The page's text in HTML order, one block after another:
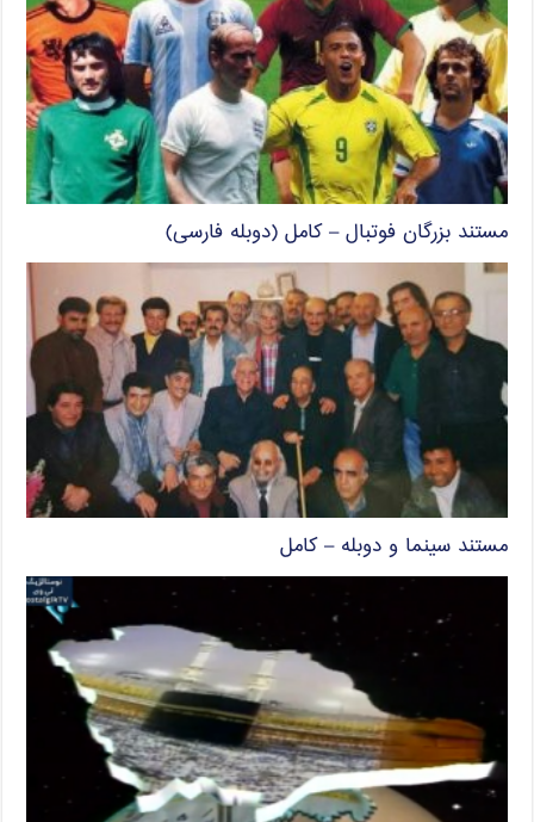
مستند بزرگان فوتبال – کامل (دوبله فارسی)
مستند سینما و دوبله – کامل